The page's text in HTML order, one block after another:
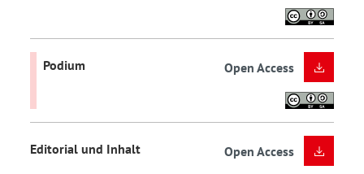
Podium Open Access
Editorial und Inhalt Open Access